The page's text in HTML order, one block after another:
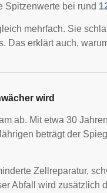
Spitzenwerte bei rund
mehrfach. Sie
Das erklärt auch,
wird
ab. Mit etwa 30
beträgt der
Zellreparatur,
Abfall wird zusätzlich